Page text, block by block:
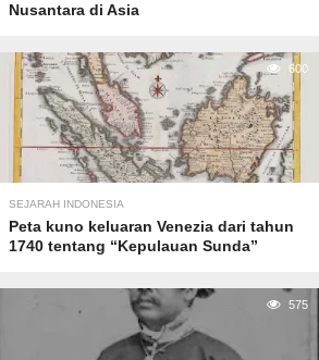
Nusantara di Asia
600
SEJARAH INDONESIA
Peta kuno keluaran Venezia dari tahun
1740 tentang “Kepulauan Sunda”
575